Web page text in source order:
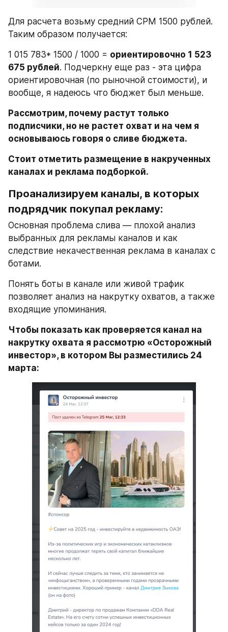
Для расчета возьму средний CPM 1500 рублей.
Таким образом получается:
1 015 783* 1500 / 1000 = ориентировочно 1 523
675 рублей. Подчеркну еще раз - эта цифра
ориентировочная (по рыночной стоимости), и
вообще, я надеюсь что бюджет был меньше.
Рассмотрим, почему растут только
подписчики, но не растет охват и на чем я
основываюсь говоря о сливе бюджета.
Стоит отметить размещение в накрученных
каналах и реклама подборкой.
Проанализируем каналы, в которых
подрядчик покупал рекламу:
Основная проблема слива — плохой анализ
выбранных для рекламы каналов и как
следствие некачественная реклама в каналах с
ботами.
Понять боты в канале или живой трафик
позволяет анализ на накрутку охватов, а также
входящие упоминания.
Чтобы показать как проверяется канал на
накрутку охвата я рассмотрю «Осторожный
инвестор», в котором Вы разместились 24
марта: